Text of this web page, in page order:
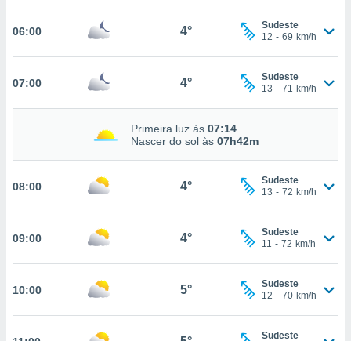
permite-
todos os
o
um perfil
e
06:00 4°
Sudeste
12 - 69 km/h
07:00 4°
Sudeste
13 - 71 km/h
Primeira luz às 07:14
Nascer do sol às 07h42m
08:00 4°
Sudeste
13 - 72 km/h
09:00 4°
Sudeste
11 - 72 km/h
10:00 5°
Sudeste
12 - 70 km/h
Sudeste